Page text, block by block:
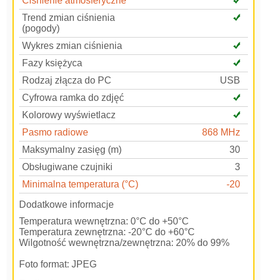
Trend zmian ciśnienia
(pogody)
Wykres zmian ciśnienia
Fazy księżyca
Rodzaj złącza do PC
USB
Cyfrowa ramka do zdjęć
Kolorowy wyświetlacz
Pasmo radiowe
868 MHz
Maksymalny zasięg (m)
30
Obsługiwane czujniki
3
Minimalna temperatura (°C)
-20
Dodatkowe informacje
Temperatura wewnętrzna: 0°C do +50°C
Temperatura zewnętrzna: -20°C do +60°C
Wilgotność wewnętrzna/zewnętrzna: 20% do 99%
Foto format: JPEG